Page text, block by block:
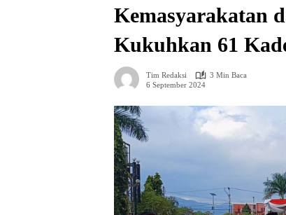
Kemasyarakatan
Kukuhkan 61
Tim Redaksi
3 Min Baca
6 September 2024